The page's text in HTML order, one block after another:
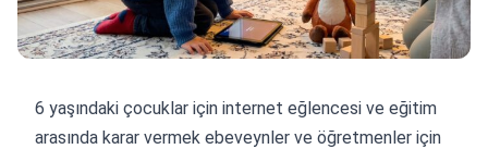
6 yaşındaki çocuklar için internet eğlencesi ve eğitim
arasında karar vermek ebeveynler ve öğretmenler için